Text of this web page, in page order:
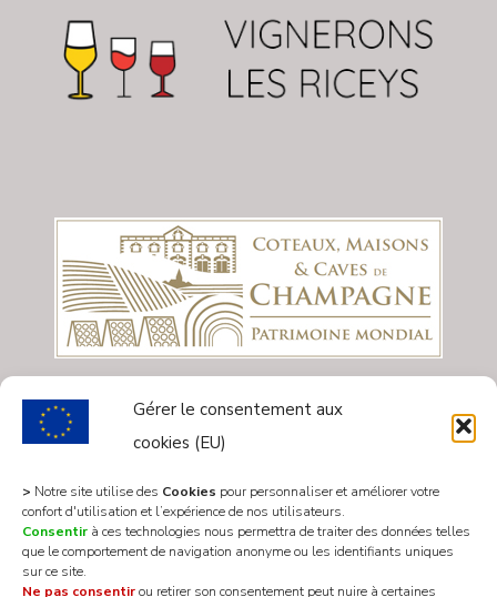
Gérer le consentement aux
cookies (EU)
> Notre site utilise des Cookies pour personnaliser et améliorer votre
confort d'utilisation et l’expérience de nos utilisateurs.
Consentir à ces technologies nous permettra de traiter des données telles
que le comportement de navigation anonyme ou les identifiants uniques
sur ce site.
Ne pas consentirou retirer son consentement peut nuire à certaines